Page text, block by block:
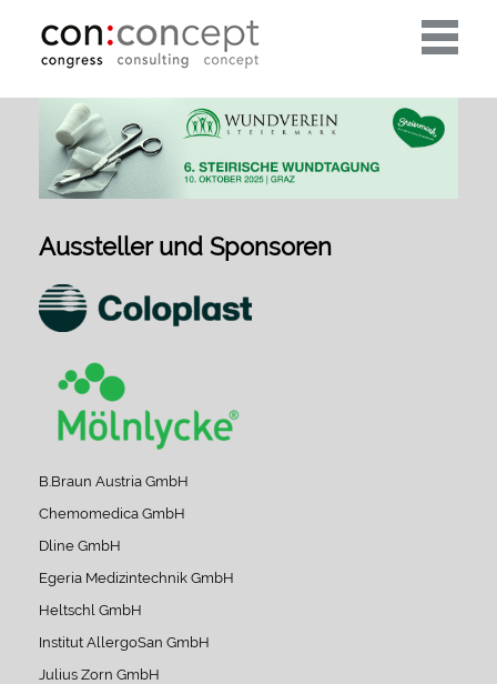
Toggle
Aussteller und Sponsoren
B.Braun Austria GmbH
Chemomedica GmbH
Dline GmbH
Egeria Medizintechnik GmbH
Heltschl GmbH
Institut AllergoSan GmbH
Julius Zorn GmbH